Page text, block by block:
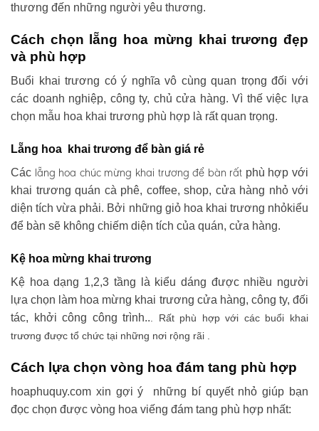
thương đến những người yêu thương.
Cách chọn lẵng hoa mừng khai trương đẹp
và phù hợp
Buổi khai trương có ý nghĩa vô cùng quan trọng đối với
các doanh nghiệp, công ty, chủ cửa hàng. Vì thế việc lựa
chọn mẫu hoa khai trương phù hợp là rất quan trọng.
Lẵng hoa khai trương để bàn giá rẻ
Các lẵng hoa chúc mừng khai trương để bàn rất phù hợp với
khai trương quán cà phê, coffee, shop, cửa hàng nhỏ với
diện tích vừa phải. Bởi những giỏ hoa khai trương nhỏkiểu
để bàn sẽ không chiếm diện tích của quán, cửa hàng.
Kệ hoa mừng khai trương
Kệ hoa dạng 1,2,3 tầng là kiểu dáng được nhiều người
lựa chọn làm hoa mừng khai trương cửa hàng, công ty, đối
tác, khởi công công trình.. . Rất phù hợp với các buổi khai
trương được tổ chức tại những nơi rộng rãi .
Cách lựa chọn vòng hoa đám tang phù hợp
hoaphuquy.com xin gợi ý những bí quyết nhỏ giúp bạn
đọc chọn được vòng hoa viếng đám tang phù hợp nhất: